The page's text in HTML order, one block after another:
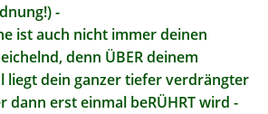
-
ist auch nicht immer deinen
denn ÜBER deinem
liegt dein ganzer tiefer verdrängter
dann erst einmal beRÜHRT wird -